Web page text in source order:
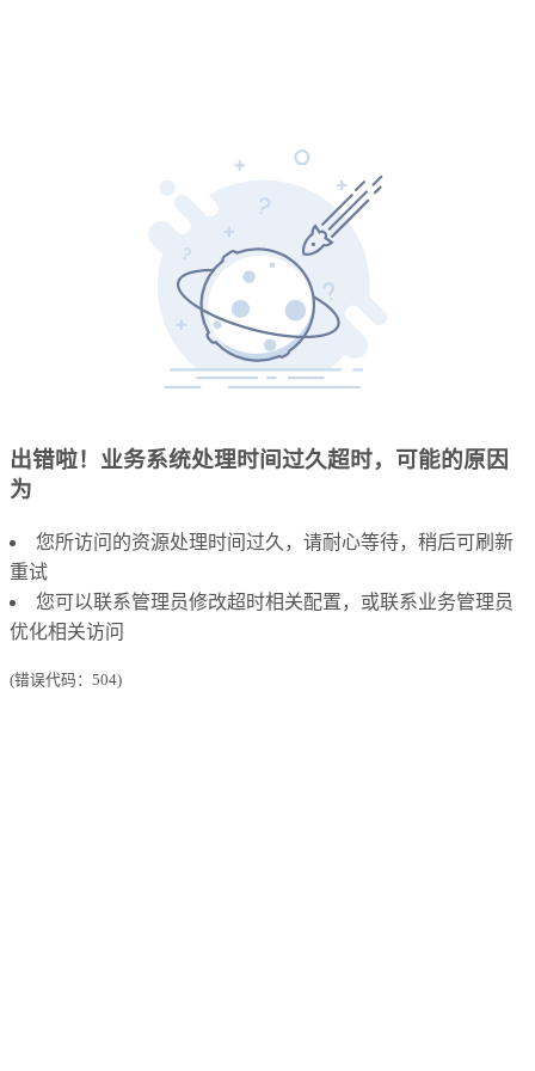
出错啦！业务系统处理时间过久超时，可能的原因
为
您所访问的资源处理时间过久，请耐心等待，稍后可刷新
重试
您可以联系管理员修改超时相关配置，或联系业务管理员
优化相关访问
(错误代码：504)